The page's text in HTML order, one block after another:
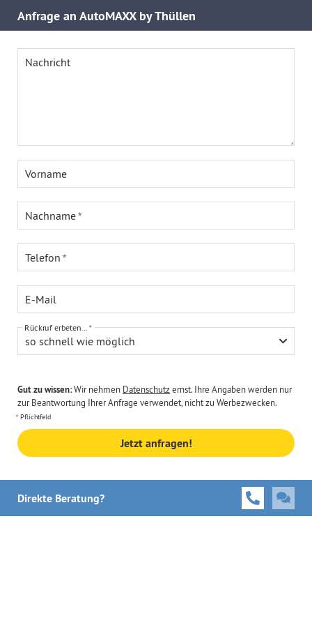
Anfrage an AutoMAXX by Thüllen
Nachricht
Vorname
Nachname
Telefon
E-Mail
so schnell wie möglich
Rückruf erbeten...
Gut zu wissen:Wir nehmen Datenschutzernst. Ihre Angaben werden nur
zur Beantwortung Ihrer Anfrage verwendet, nicht zu Werbezwecken.
Pflichtfeld
Jetzt anfragen!
Direkte Beratung?